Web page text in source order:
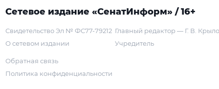
Сетевое издание «СенатИнформ» / 16+
Свидетельство Эл № ФС77-79212
О сетевом издании
Главный редактор — Г. В.
Учредитель
Обратная связь
Политика конфиденциальности